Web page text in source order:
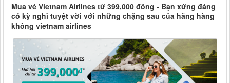
Mua vé Vietnam Airlines từ 399,000 đồng - Bạn xứng đáng
có kỳ nghỉ tuyệt vời với những chặng sau của hãng hàng
không vietnam airlines